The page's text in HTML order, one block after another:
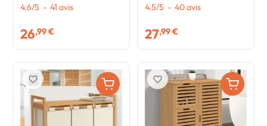
4.6/5 - 41 avis
26,99 €
tissu gris clair
4.5/5 - 40avis
27,99 €
favorite_border favorite_border